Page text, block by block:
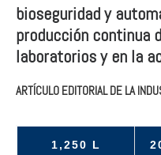
bioseguridad y
producción continua
laboratorios y en la
ARTÍCULO EDITORIAL DE LA
1,250 L